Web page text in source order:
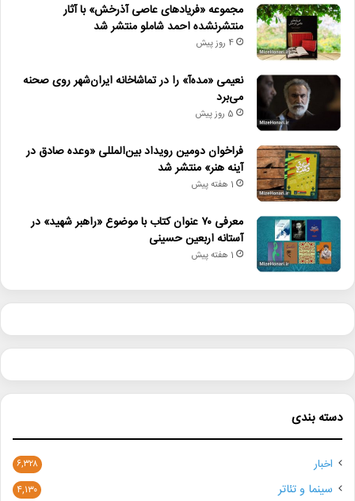
مجموعه «فریادهای عاصی آذرخش» با آثار
منتشرنشده احمد شاملو منتشر شد
4 روز پیش
نعیمی «مده‌آ» را در تماشاخانه ایران‌شهر روی صحنه
می‌برد
5 روز پیش
فراخوان دومین رویداد بین‌المللی «وعده صادق در
آینه هنر» منتشر شد
1 هفته پیش
معرفی ۷۰ عنوان کتاب با موضوع «راهبر شهید» در
آستانه اربعین حسینی
1 هفته پیش
دسته بندی
اخبار ۶,۳۲۸
سینما و تئاتر ۴,۱۳۰